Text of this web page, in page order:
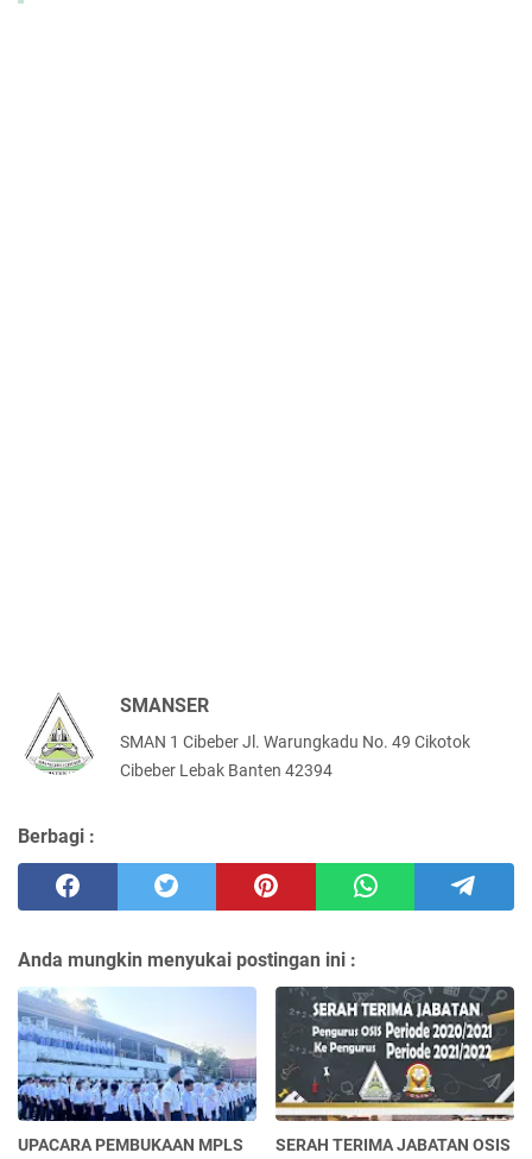
SMANSER
SMAN 1 Cibeber Jl. Warungkadu No. 49 Cikotok
Cibeber Lebak Banten 42394
Berbagi :
Anda mungkin menyukai postingan ini :
UPACARA PEMBUKAAN MPLS
SERAH TERIMA JABATAN OSIS